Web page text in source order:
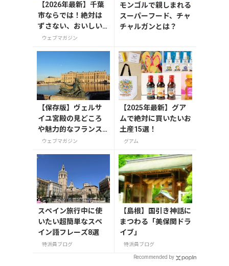
【2026年最新】千葉
市ならでは！絶対は
ずさない、おいしい
お土産10選
ウェブマガジン
モンゴルで親しまれる
スーパーフード、チャ
チャルガンとは？
【保存版】ヴェルサ
イユ宮殿の見どころ
や魅力的なフランス
の宮殿/庭園にせまる
ウェブマガジン
【2025年最新】グア
ムで絶対に買いたいお
土産15選！
グアム
スペイン旅行中に使
いたい超簡単なスペ
イン語フレーズ8選
特派員ブログ
【島根】国引き神話に
まつわる「美保関ドラ
イブ」
特派員ブログ
Recommended by